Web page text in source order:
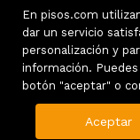
En pisos.com
dar un servicio
personalización y
información.
botón "aceptar" o
Aceptar
Martes:
9:30 –
Miércoles:
9:30 –
9:30 –
Viernes:
9:30 –